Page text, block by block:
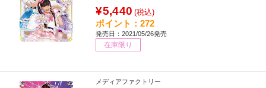
¥5,440 (税込)
ポイント：272
発売日：2021/05/26発売
在庫限り
メディアファクトリー